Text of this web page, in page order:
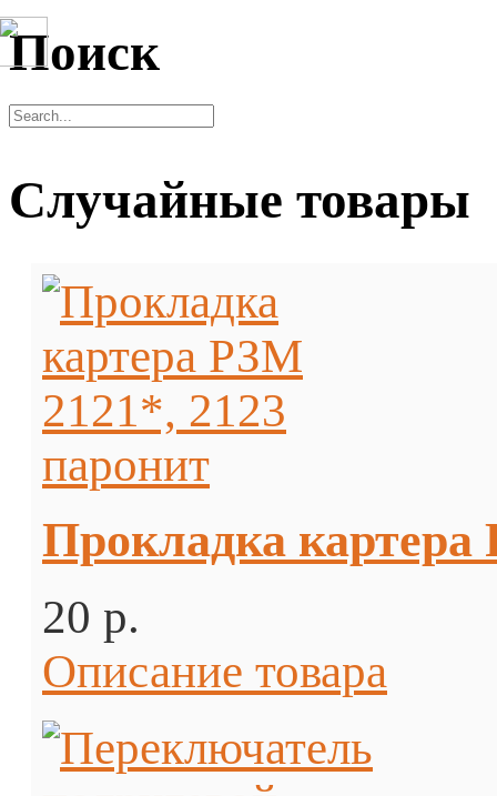
Поиск
Случайные товары
Прокладка
20 p.
Описание товара